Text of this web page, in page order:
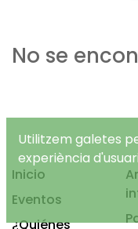
No se
Inicio
Eventos
¿Quiénes
Utilitzem galetes
experiència